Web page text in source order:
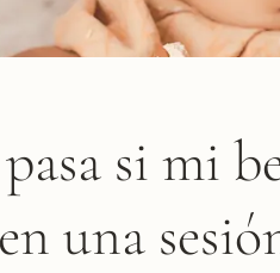
si mi
una